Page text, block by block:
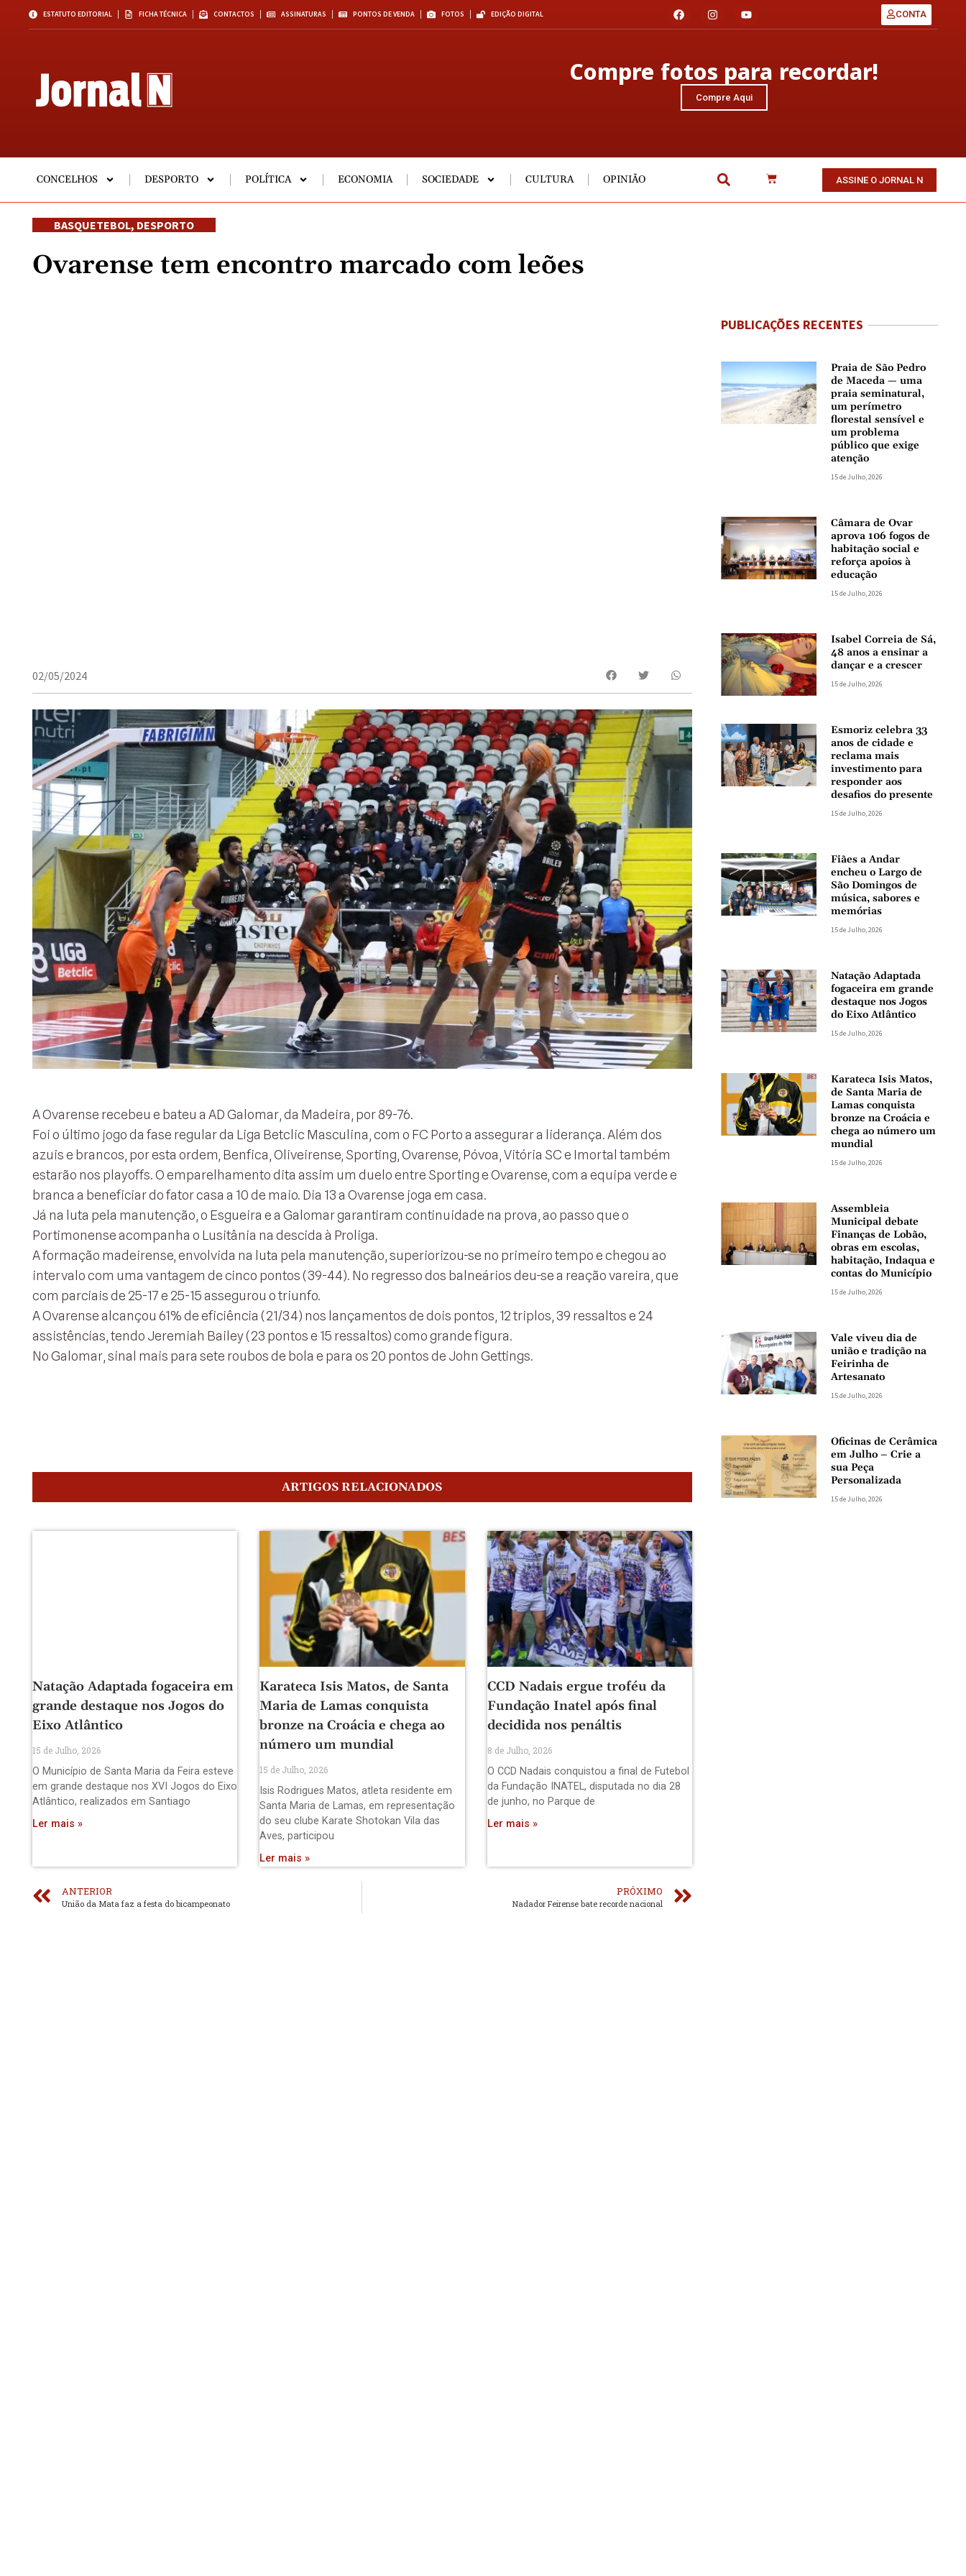
ESTATUTO EDITORIAL FICHA TÉCNICA CONTACTOS ASSINATURAS PONTOS DE VENDA FOTOS EDIÇÃO DIGITAL CONTA
Compre fotos para recordar!
Compre Aqui
CONCELHOS DESPORTO POLÍTICA ECONOMIA SOCIEDADE CULTURA OPINIÃO ASSINE O JORNAL N
BASQUETEBOL, DESPORTO
Ovarense tem encontro marcado com leões
02/05/2024
A Ovarense recebeu e bateu a AD Galomar, da Madeira, por 89-76.
Foi o último jogo da fase regular da Liga Betclic Masculina, com o FC Porto a assegurar a liderança. Além dos
azuis e brancos, por esta ordem, Benfica, Oliveirense, Sporting, Ovarense, Póvoa, Vitória SC e Imortal também
estarão nos playoffs. O emparelhamento dita assim um duelo entre Sporting e Ovarense, com a equipa verde e
branca a beneficiar do fator casa a 10 de maio. Dia 13 a Ovarense joga em casa.
Já na luta pela manutenção, o Esgueira e a Galomar garantiram continuidade na prova, ao passo que o
Portimonense acompanha o Lusitânia na descida à Proliga.
A formação madeirense, envolvida na luta pela manutenção, superiorizou-se no primeiro tempo e chegou ao
intervalo com uma vantagem de cinco pontos (39-44). No regresso dos balneários deu-se a reação vareira, que
com parciais de 25-17 e 25-15 assegurou o triunfo.
A Ovarense alcançou 61% de eficiência (21/34) nos lançamentos de dois pontos, 12 triplos, 39 ressaltos e 24
assistências, tendo Jeremiah Bailey (23 pontos e 15 ressaltos) como grande figura.
No Galomar, sinal mais para sete roubos de bola e para os 20 pontos de John Gettings.
ARTIGOS RELACIONADOS
Natação Adaptada fogaceira em
grande destaque nos Jogos do
Eixo Atlântico
15 de Julho, 2026
O Município de Santa Maria da Feira esteve
em grande destaque nos XVI Jogos do Eixo
Atlântico, realizados em Santiago
Ler mais »
Karateca Isis Matos, de Santa
Maria de Lamas conquista
bronze na Croácia e chega ao
número um mundial
15 de Julho, 2026
Isis Rodrigues Matos, atleta residente em
Santa Maria de Lamas, em representação
do seu clube Karate Shotokan Vila das
Aves, participou
Ler mais »
CCD Nadais ergue troféu da
Fundação Inatel após final
decidida nos penáltis
8 de Julho, 2026
O CCD Nadais conquistou a final de Futebol
da Fundação INATEL, disputada no dia 28
de junho, no Parque de
Ler mais »
ANTERIOR
União da Mata faz a festa do bicampeonato
PRÓXIMO
Nadador Feirense bate recorde nacional
PUBLICAÇÕES RECENTES
Praia de São Pedro
de Maceda — uma
praia seminatural,
um perímetro
florestal sensível e
um problema
público que exige
atenção
15 de Julho, 2026
Câmara de Ovar
aprova 106 fogos de
habitação social e
reforça apoios à
educação
15 de Julho, 2026
Isabel Correia de Sá,
48 anos a ensinar a
dançar e a crescer
15 de Julho, 2026
Esmoriz celebra 33
anos de cidade e
reclama mais
investimento para
responder aos
desafios do presente
15 de Julho, 2026
Fiães a Andar
encheu o Largo de
São Domingos de
música, sabores e
memórias
15 de Julho, 2026
Natação Adaptada
fogaceira em grande
destaque nos Jogos
do Eixo Atlântico
15 de Julho, 2026
Karateca Isis Matos,
de Santa Maria de
Lamas conquista
bronze na Croácia e
chega ao número um
mundial
15 de Julho, 2026
Assembleia
Municipal debate
Finanças de Lobão,
obras em escolas,
habitação, Indaqua e
contas do Município
15 de Julho, 2026
Vale viveu dia de
união e tradição na
Feirinha de
Artesanato
15 de Julho, 2026
Oficinas de Cerâmica
em Julho – Crie a
sua Peça
Personalizada
15 de Julho, 2026